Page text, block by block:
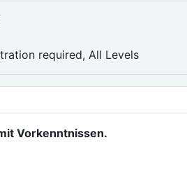
required, All Levels
Vorkenntnissen.